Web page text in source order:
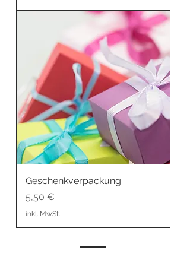
Geschenkverpackung
Preis
5,50 €
inkl. MwSt.